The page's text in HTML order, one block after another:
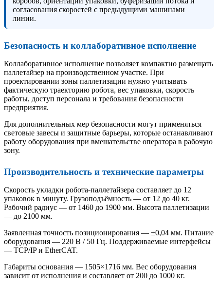
согласования скоростей с предыдущими машинами
линии.
Безопасность и коллаборативное исполнение
Коллаборативное исполнение позволяет компактно размещать
паллетайзер на производственном участке. При
проектировании зоны паллетизации нужно учитывать
фактическую траекторию робота, вес упаковки, скорость
работы, доступ персонала и требования безопасности
предприятия.
Для дополнительных мер безопасности могут применяться
световые завесы и защитные барьеры, которые останавливают
работу оборудования при вмешательстве оператора в рабочую
зону.
Производительность и технические параметры
Скорость укладки робота-паллетайзера составляет до 12
упаковок в минуту. Грузоподъёмность — от 12 до 40 кг.
Рабочий радиус — от 1460 до 1900 мм. Высота паллетизации
— до 2100 мм.
Заявленная точность позиционирования — ±0,04 мм. Питание
оборудования — 220 В / 50 Гц. Поддерживаемые интерфейсы
— TCP/IP и EtherCAT.
Габариты основания — 1505×1716 мм. Вес оборудования
зависит от исполнения и составляет от 200 до 1000 кг.